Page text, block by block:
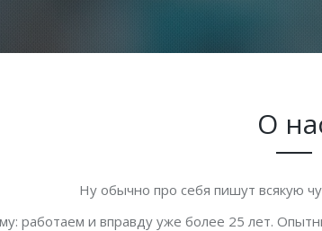
О
Ну обычно про себя пишут всякую
работаем и вправду уже более 25 лет.